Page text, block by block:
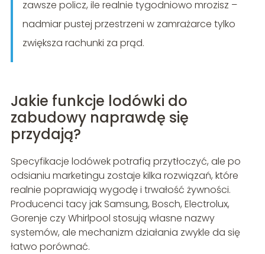
zawsze policz, ile realnie tygodniowo mrozisz –
nadmiar pustej przestrzeni w zamrażarce tylko
zwiększa rachunki za prąd.
Jakie funkcje lodówki do
zabudowy naprawdę się
przydają?
Specyfikacje lodówek potrafią przytłoczyć, ale po
odsianiu marketingu zostaje kilka rozwiązań, które
realnie poprawiają wygodę i trwałość żywności.
Producenci tacy jak Samsung, Bosch, Electrolux,
Gorenje czy Whirlpool stosują własne nazwy
systemów, ale mechanizm działania zwykle da się
łatwo porównać.